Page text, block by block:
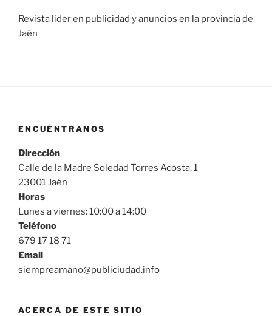
Revista lider en publicidad y anuncios en la provincia de
Jaén
ENCUÉNTRANOS
Dirección
Calle de la Madre Soledad Torres Acosta, 1
23001 Jaén
Horas
Lunes a viernes: 10:00 a 14:00
Teléfono
679 17 18 71
Email
siempreamano@publiciudad.info
ACERCA DE ESTE SITIO